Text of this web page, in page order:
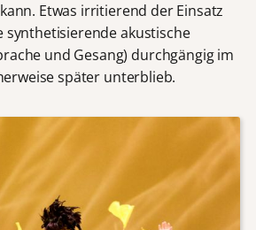
Etwas irritierend der Einsatz
synthetisierende akustische
und Gesang) durchgängig im
später unterblieb.